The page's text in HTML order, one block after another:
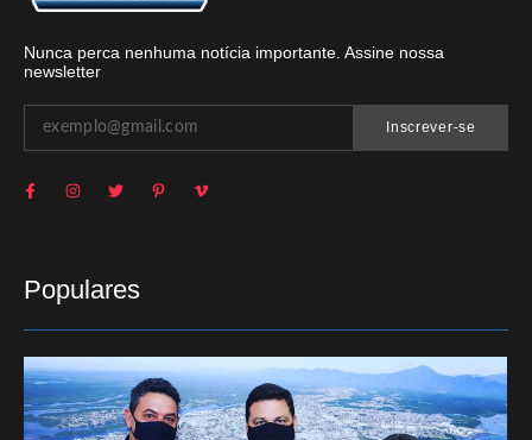
Nunca perca nenhuma notícia importante. Assine nossa
newsletter
Inscrever-se
Populares